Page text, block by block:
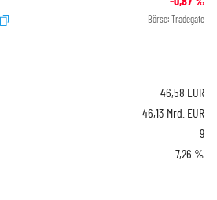
Börse: Tradegate
46,58 EUR
46,13 Mrd. EUR
9
7,26 %